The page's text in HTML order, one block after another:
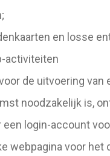
en losse
activiteiten
de uitvoering van
noodzakelijk is,
een login-account
webpagina voor het